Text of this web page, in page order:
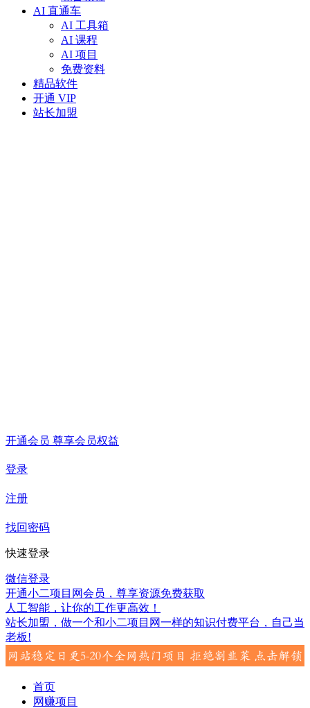
AI 直通车
AI 工具箱
AI 课程
AI 项目
免费资料
精品软件
开通 VIP
站长加盟
开通会员 尊享会员权益
登录
注册
找回密码
快速登录
微信登录
开通小二项目网会员，尊享资源免费获取
人工智能，让你的工作更高效！
站长加盟，做一个和小二项目网一样的知识付费平台，自己当
老板!
首页
网赚项目